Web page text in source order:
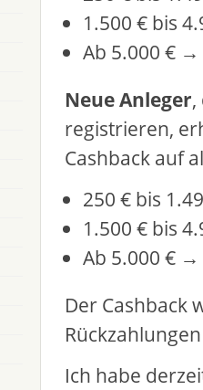
1.500 € bis
Ab 5.000 € →
Neue Anleger
registrieren,
Cashback auf
250 € bis
1.500 € bis
Ab 5.000 € →
Der Cashback
Ich habe